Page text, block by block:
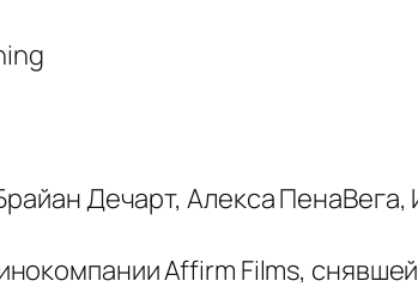
Дечарт, Алекса
Affirm Films,